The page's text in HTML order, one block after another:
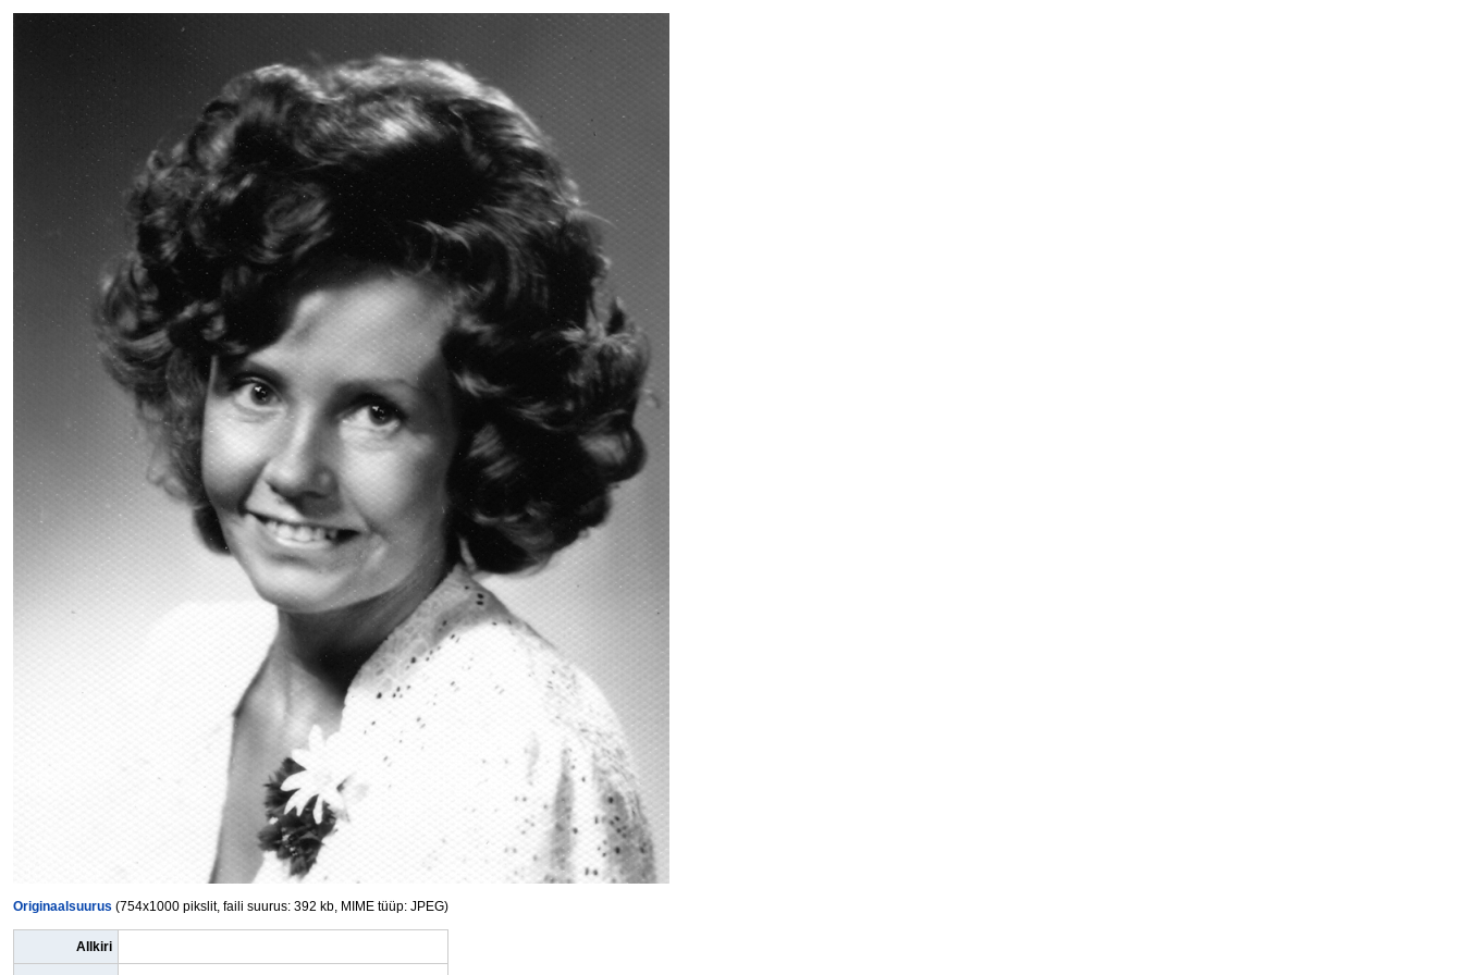
Originaalsuurus (754x1000 pikslit, faili suurus: 392 kb, MIME tüüp: JPEG)
Allkiri